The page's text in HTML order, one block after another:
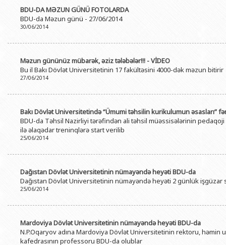
BDU-DA MƏZUN GÜNÜ FOTOLARDA
BDU-da Məzun günü - 27/06/2014
30/06/2014
Məzun gününüz mübarək, əziz tələbələr!!! - VİDEO
Bu il Bakı Dövlət Universitetinin 17 fakültəsini 4000-dək məzun bitirir
27/06/2014
Bakı Dövlət Universitetində “Ümumi təhsilin kurikulumun əsasları”
BDU-da Təhsil Nazirliyi tərəfindən ali təhsil müəssisələrinin
ilə əlaqədar treninqlərə start verilib
25/06/2014
Dağıstan Dövlət Universitetinin nümayəndə heyəti BDU-da
Dağıstan Dövlət Universitetinin nümayəndə heyəti 2 günlük işgüzar
25/06/2014
Mardoviya Dövlət Universitetinin nümayəndə heyəti BDU-da
N.P.Oqaryov adına Mardoviya Dövlət Universitetinin rektoru,
kafedrasının professoru BDU-da olublar